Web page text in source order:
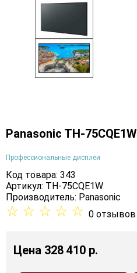
Panasonic TH-75CQE1W
Профессиональные дисплеи
Код товара: 343
Артикул: TH-75CQE1W
Производитель: Panasonic
☆ ☆ ☆ ☆ ☆ 0 отзывов
Цена 328 410 p.